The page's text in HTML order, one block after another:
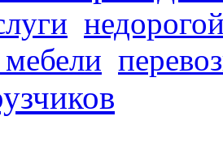
мебели